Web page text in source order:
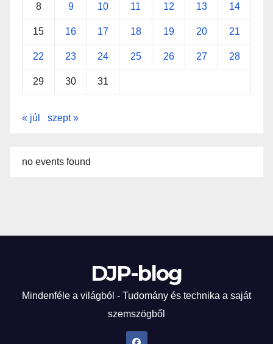
8 9 10 11 12 13 14
15 16 17 18 19 20 21
22 23 24 25 26 27 28
29 30 31
« júl szept »
no events found
DJP-blog
Mindenféle a világból - Tudomány és technika a saját
szemszögből